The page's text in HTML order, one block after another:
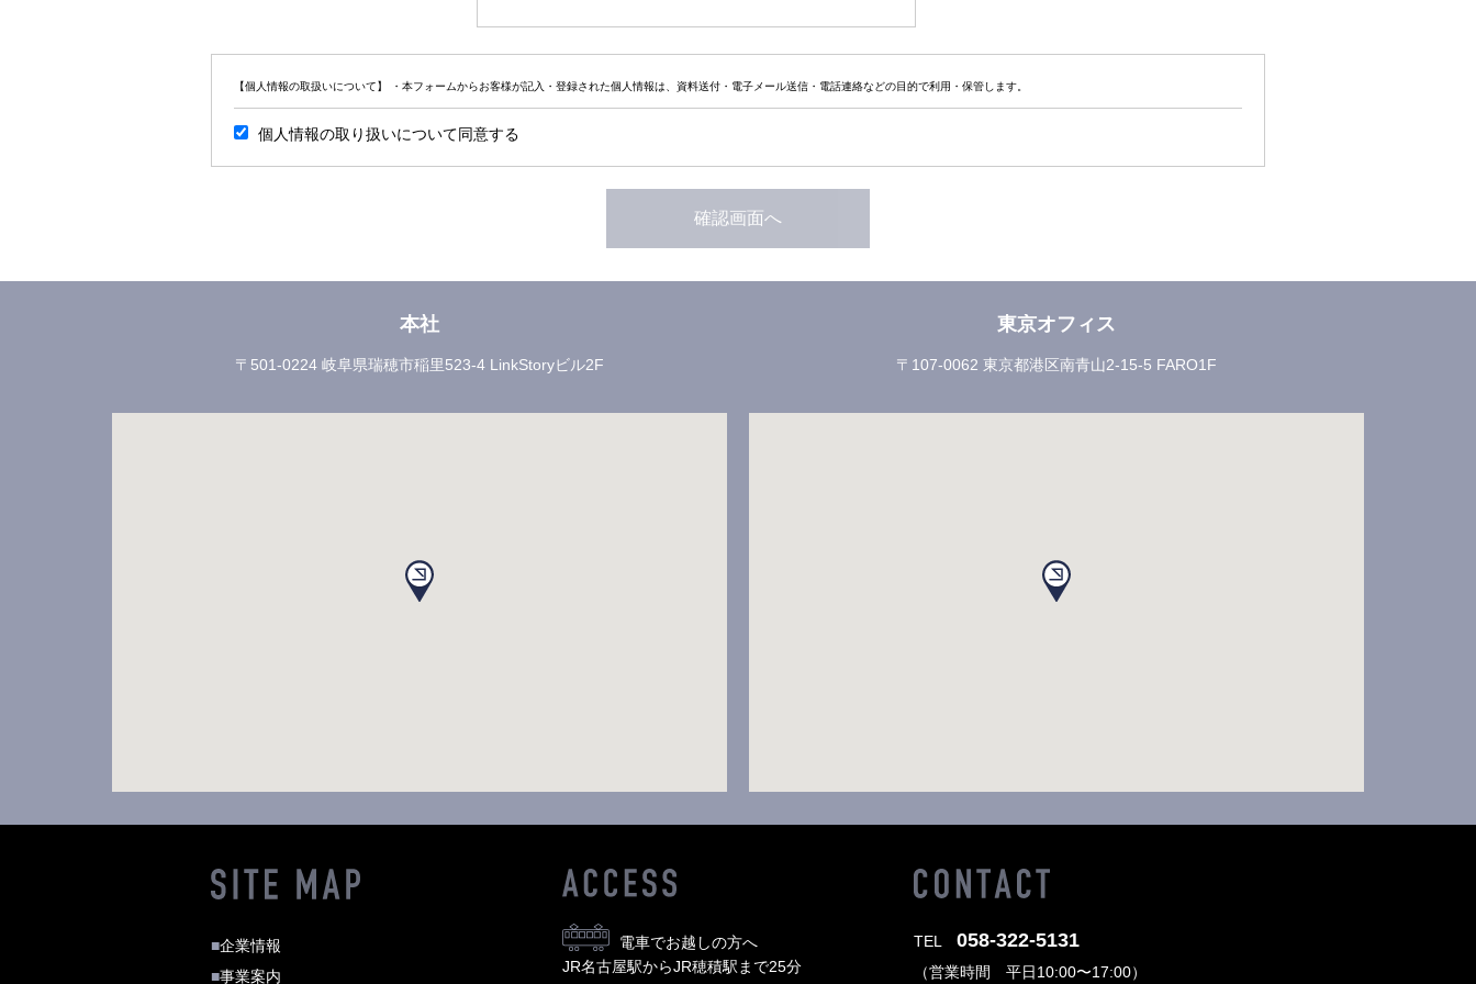
【個人情報の取扱いについて】 ・本フォームからお客様が記入・登録された個人情報は、資料送付・電子メール送信・電話連絡などの目的で利用・保管します。
個人情報の取り扱いについて同意する
本社
〒501-0224 岐阜県瑞穂市稲里523-4 LinkStoryビル2F
東京オフィス
〒107-0062 東京都港区南青山2-15-5 FARO1F
■企業情報
■事業案内
電車でお越しの方へ
JR名古屋駅からJR穂積駅まで25分
TEL 058-322-5131
（営業時間 平日10:00〜17:00）